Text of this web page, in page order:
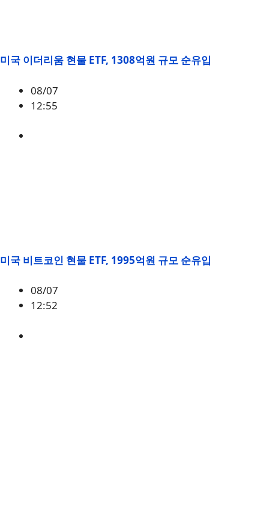
미국 이더리움 현물 ETF, 1308억원 규모 순유입
08/07
12:55
미국 비트코인 현물 ETF, 1995억원 규모 순유입
08/07
12:52